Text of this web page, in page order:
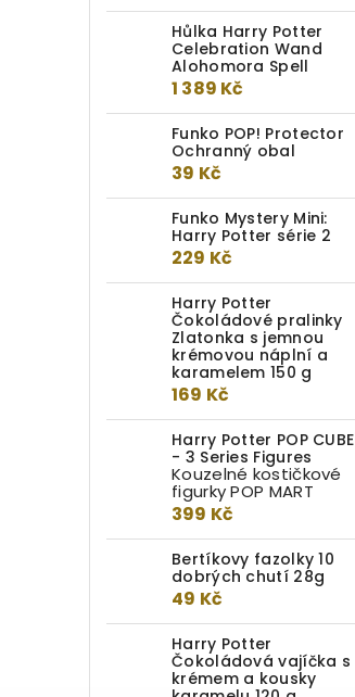
Hůlka Harry Potter
Celebration Wand
Alohomora Spell
1 389 Kč
Funko POP! Protector
Ochranný obal
39 Kč
Funko Mystery Mini:
Harry Potter série 2
229 Kč
Harry Potter
Čokoládové pralinky
Zlatonka s jemnou
krémovou náplní a
karamelem 150 g
169 Kč
Harry Potter POP CUBE
- 3 Series Figures
Kouzelné kostičkové
figurky POP MART
399 Kč
Bertíkovy fazolky 10
dobrých chutí 28g
49 Kč
Harry Potter
Čokoládová vajíčka s
krémem a kousky
Přáníčko: Hledá se Bellatrix
Lestrange
149 Kč
Do kotlíku
Originální přáníčko (12,5 x 17,2
Bellatrix Lestrangeové z dílny...